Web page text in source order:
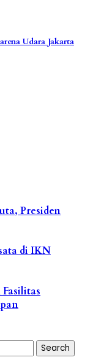
Udara Jakarta
Presiden
di IKN
Search